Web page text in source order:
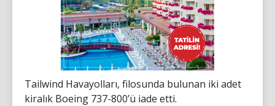
Tailwind Havayolları, filosunda bulunan iki adet
kiralık Boeing 737-800’ü iade etti.